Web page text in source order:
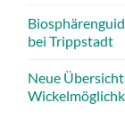
bei Trippstadt
Neue